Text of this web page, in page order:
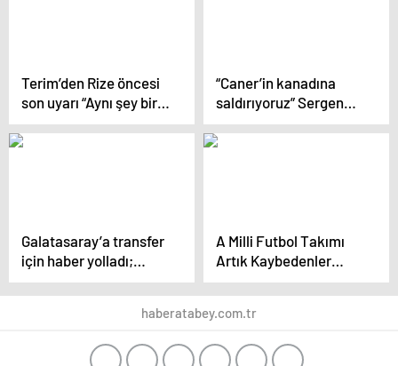
Terim’den Rize öncesi
son uyarı “Aynı şey bir
daha asla olmasın”
“Caner’in kanadına
saldırıyoruz” Sergen
Yalçın’ın hücum
planları
Galatasaray’a transfer
için haber yolladı;
“İsterseniz imza
atarım”
A Milli Futbol Takımı
Artık Kaybedenler
Ligine Düştü
haberatabey.com.tr